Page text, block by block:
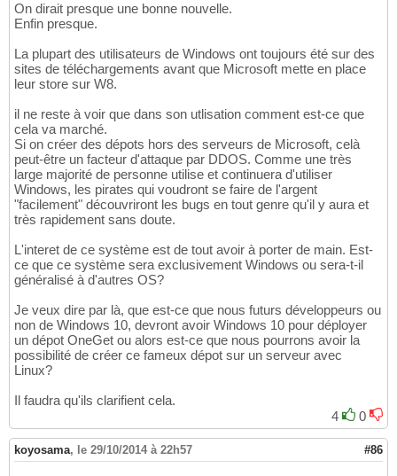
On dirait presque une bonne nouvelle.
Enfin presque.
La plupart des utilisateurs de Windows ont toujours été sur des
sites de téléchargements avant que Microsoft mette en place
leur store sur W8.
il ne reste à voir que dans son utlisation comment est-ce que
cela va marché.
Si on créer des dépots hors des serveurs de Microsoft, celà
peut-être un facteur d'attaque par DDOS. Comme une très
large majorité de personne utilise et continuera d'utiliser
Windows, les pirates qui voudront se faire de l'argent
"facilement" découvriront les bugs en tout genre qu'il y aura et
très rapidement sans doute.
L'interet de ce système est de tout avoir à porter de main. Est-
ce que ce système sera exclusivement Windows ou sera-t-il
généralisé à d'autres OS?
Je veux dire par là, que est-ce que nous futurs développeurs ou
non de Windows 10, devront avoir Windows 10 pour déployer
un dépot OneGet ou alors est-ce que nous pourrons avoir la
possibilité de créer ce fameux dépot sur un serveur avec
Linux?
Il faudra qu'ils clarifient cela.
4
0
koyosama, le 29/10/2014 à 22h57 #86